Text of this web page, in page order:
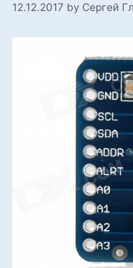
12.12.2017 by Сергей